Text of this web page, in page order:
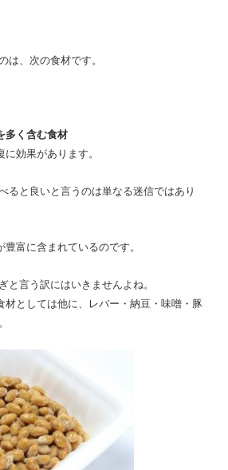
は、次の食材です。
多く含む食材
効果があります。
ると良いと言うのは単なる迷信ではあり
富に含まれているのです。
と言う訳にはいきませんよね。
材としては他に、レバー・納豆・味噌・豚